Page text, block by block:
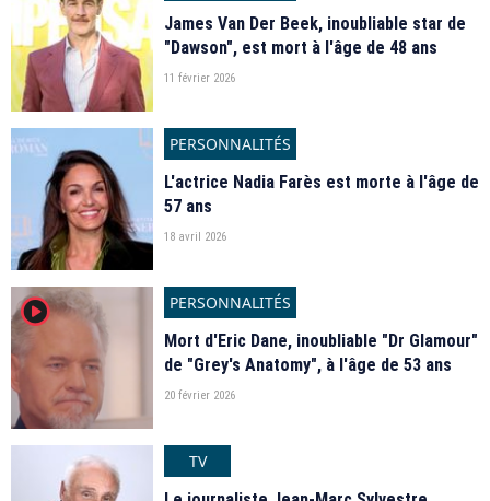
James Van Der Beek, inoubliable star de
"Dawson", est mort à l'âge de 48 ans
11 février 2026
PERSONNALITÉS
L'actrice Nadia Farès est morte à l'âge de
57 ans
18 avril 2026
player2
PERSONNALITÉS
Mort d'Eric Dane, inoubliable "Dr Glamour"
de "Grey's Anatomy", à l'âge de 53 ans
20 février 2026
TV